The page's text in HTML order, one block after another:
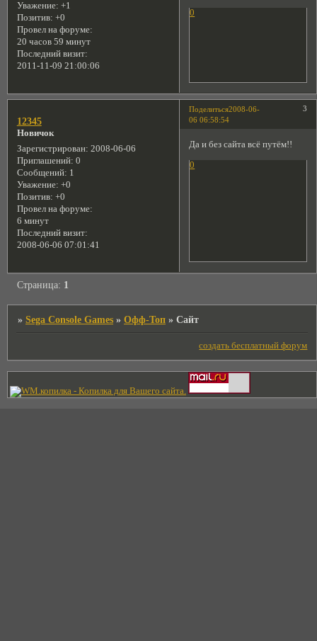
Уважение: +1
Позитив: +0
Провел на форуме:
20 часов 59 минут
Последний визит:
2011-11-09 21:00:06
0
Поделиться 3
2008-06-
06 06:58:54
12345
Новичок
Зарегистрирован: 2008-06-06
Приглашений: 0
Сообщений: 1
Уважение: +0
Позитив: +0
Провел на форуме:
6 минут
Последний визит:
2008-06-06 07:01:41
Да и без сайта всё путём!!
0
Страница: 1
»Sega Console Games »Офф-Топ »Сайт
создать бесплатный форум